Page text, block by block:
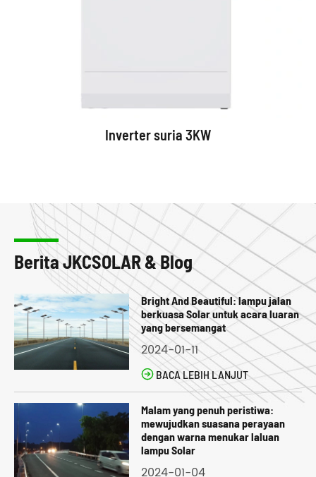
Inverter suria 3KW
Berita JKCSOLAR & Blog
Bright And Beautiful: lampu jalan
berkuasa Solar untuk acara luaran
yang bersemangat
2024-01-11
BACA LEBIH LANJUT
Malam yang penuh peristiwa:
mewujudkan suasana perayaan
dengan warna menukar laluan
lampu Solar
2024-01-04